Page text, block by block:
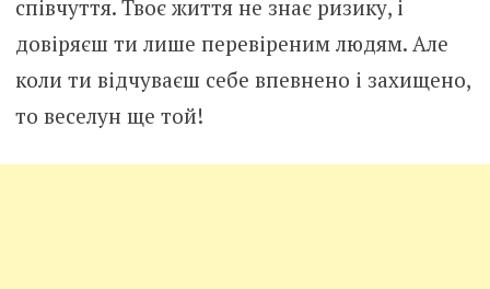
співчуття. Твоє життя не знає ризику, і
довіряєш ти лише перевіреним людям. Але
коли ти відчуваєш себе впевнено і захищено,
то веселун ще той!